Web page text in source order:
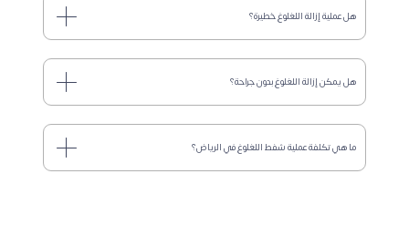
هل عملية إزالة اللغلوغ خطيرة؟
هل يمكن إزالة اللغلوغ بدون جراحة؟
ما هي تكلفة عملية شفط اللغلوغ في الرياض؟